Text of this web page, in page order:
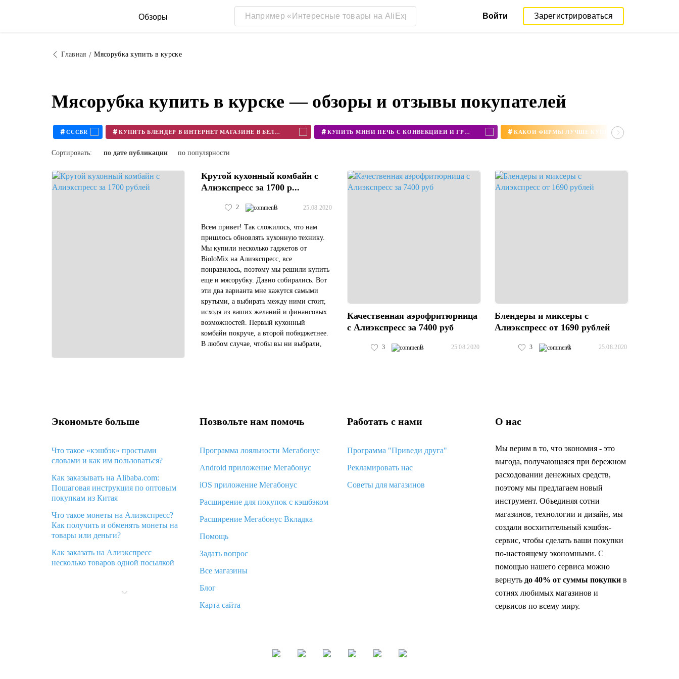
Обзоры Войти Зарегистрироваться
Главная Мясорубка купить в курске
Мясорубка купить в курске — обзоры и отзывы покупателей
# CCCBR # КУПИТЬ БЛЕНДЕР В ИНТЕРНЕТ МАГАЗИНЕ В БЕЛАРУСИ # КУПИТЬ МИНИ ПЕЧЬ С КОНВЕКЦИЕЙ И ГРИЛЕМ #
Сортировать: по дате публикации по популярности
Крутой кухонный комбайн с
Алиэкспресс за 1700 р...
2 0 25.08.2020
Всем привет! Так сложилось, что нам
пришлось обновлять кухонную технику.
Мы купили несколько гаджетов от
BioloMix на Алиэкспресс, все
понравилось, поэтому мы решили купить
еще и мясорубку. Давно собирались. Вот
эти два варианта мне кажутся самыми
крутыми, а выбирать между ними стоит,
исходя из ваших желаний и финансовых
возможностей. Первый кухонный
комбайн покруче, а второй побюджетнее.
В любом случае, чтобы вы ни выбрали,
Качественная аэрофритюрница
с Алиэкспресс за 7400 руб
3 0 25.08.2020
Блендеры и миксеры с
Алиэкспресс от 1690 рублей
3 0 25.08.2020
Экономьте больше
Что такое «кэшбэк» простыми
словами и как им пользоваться?
Как заказывать на Alibaba.com:
Пошаговая инструкция по оптовым
покупкам из Китая
Что такое монеты на Алиэкспресс?
Как получить и обменять монеты на
товары или деньги?
Как заказать на Алиэкспресс
несколько товаров одной посылкой
Алиэкспресс и что делать?
Позвольте нам помочь
Программа лояльности Мегабонус
Android приложение Мегабонус
iOS приложение Мегабонус
Расширение для покупок с кэшбэком
Расширение Мегабонус Вкладка
Помощь
Задать вопрос
Все магазины
Блог
Карта сайта
Работать с нами
Программа "Приведи друга"
Рекламировать нас
Советы для магазинов
О нас
Мы верим в то, что экономия - это
выгода, получающаяся при бережном
расходовании денежных средств,
поэтому мы предлагаем новый
инструмент. Объединяя сотни
магазинов, технологии и дизайн, мы
создали восхитительный кэшбэк-
сервис, чтобы сделать ваши покупки
по-настоящему экономными. С
помощью нашего сервиса можно
вернуть до 40% от суммы покупкив
сотнях любимых магазинов и
сервисов по всему миру.